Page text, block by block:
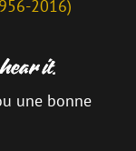
2016)
une bonne